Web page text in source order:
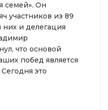
семей». Он
участников из 89
и делегация
что основой
побед является
это